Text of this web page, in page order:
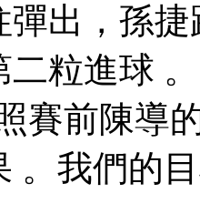
出，孫
進球  
照賽前陳導
。我們